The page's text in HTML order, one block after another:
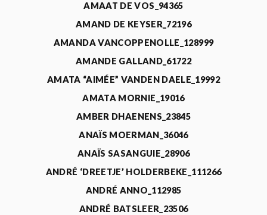
AMAAT DE VOS_94365
AMAND DE KEYSER_72196
AMANDA VANCOPPENOLLE_128999
AMANDE GALLAND_61722
AMATA “AIMÉE” VANDEN DAELE_19992
AMATA MORNIE_19016
AMBER DHAENENS_23845
ANAÏS MOERMAN_36046
ANAÏS SASANGUIE_28906
ANDRÉ ‘DREETJE’ HOLDERBEKE_111266
ANDRÉ ANNO_112985
ANDRÉ BATSLEER_23506